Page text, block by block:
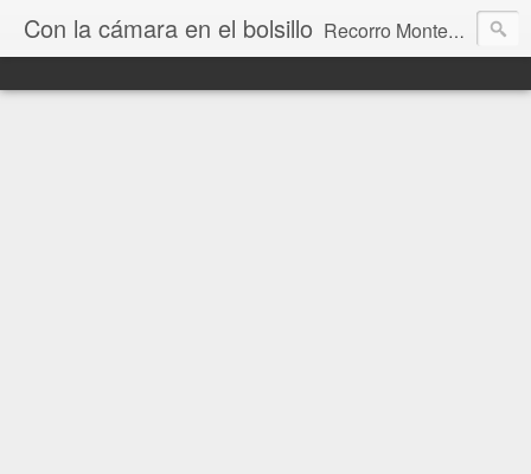
Con la cámara en el bolsillo Recorro Montevideo y el mundo. Fotos e historias de aquí y allá.